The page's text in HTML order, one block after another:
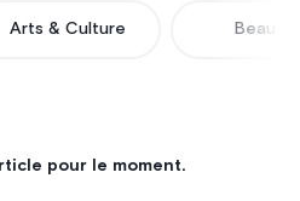
Arts & Culture Beauté
pour le moment.